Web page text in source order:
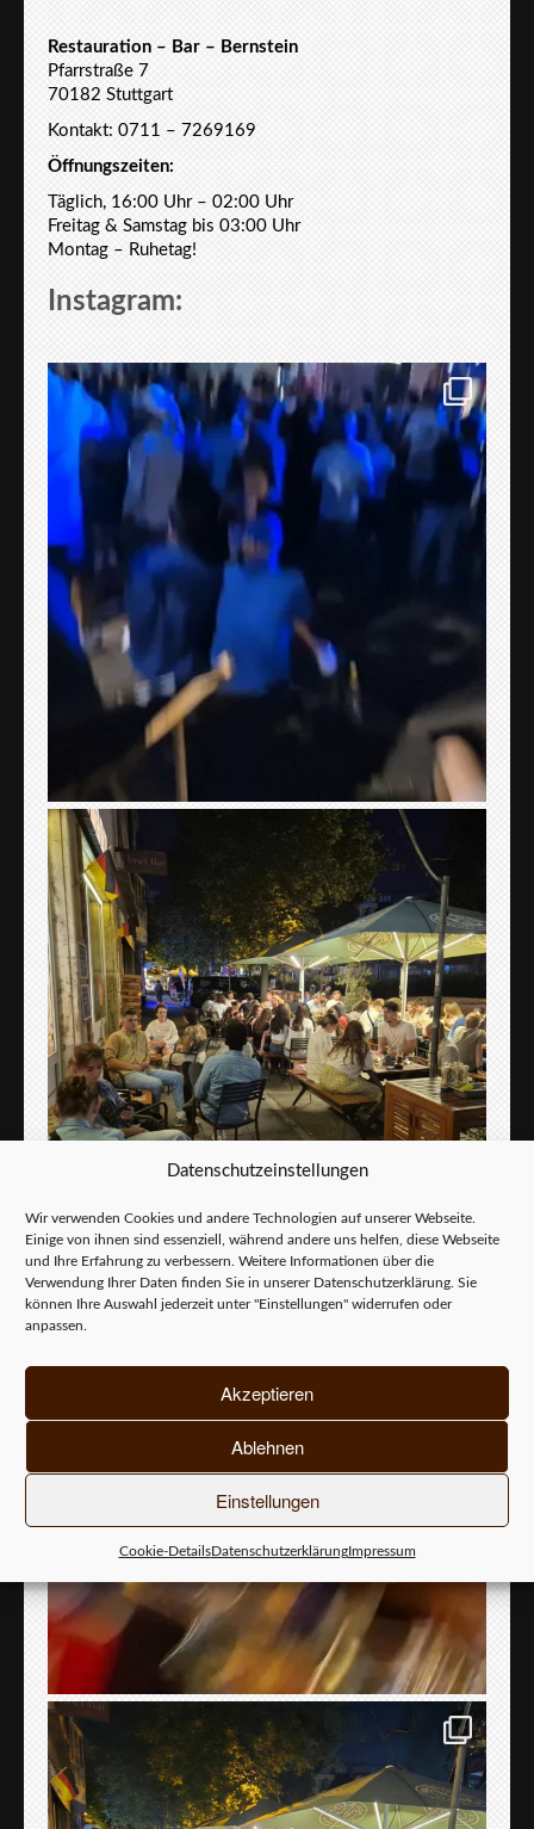
Datenschutzeinstellungen
Wir verwenden Cookies und andere Technologien auf unserer Webseite.
Einige von ihnen sind essenziell, während andere uns helfen, diese Webseite
und Ihre Erfahrung zu verbessern. Weitere Informationen über die
Verwendung Ihrer Daten finden Sie in unserer Datenschutzerklärung . Sie
können Ihre Auswahl jederzeit unter "Einstellungen" widerrufen oder
anpassen.
Akzeptieren
Ablehnen
Einstellungen
Cookie-DetailsDatenschutzerklärungImpressum
Restauration – Bar – Bernstein
Pfarrstraße 7
70182 Stuttgart
Kontakt: 0711 – 7269169
Öffnungszeiten:
Täglich, 16:00 Uhr – 02:00 Uhr
Freitag & Samstag bis 03:00 Uhr
Montag – Ruhetag!
Instagram: